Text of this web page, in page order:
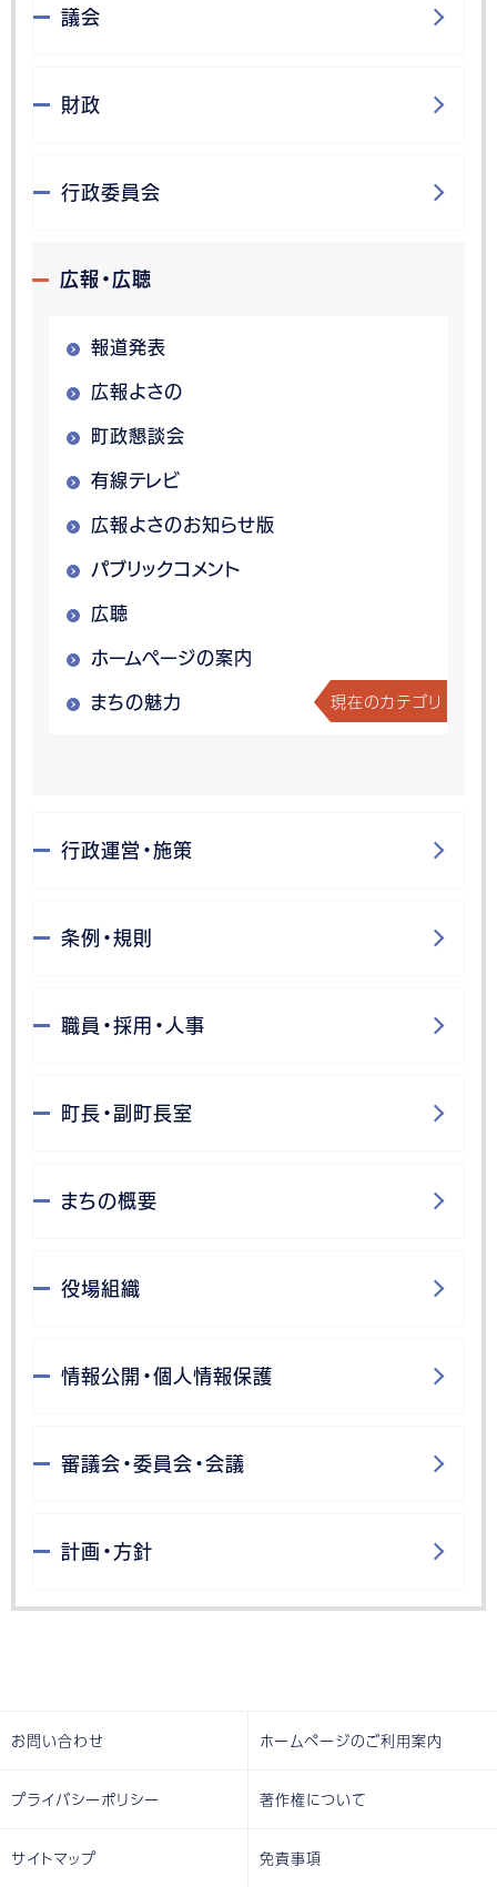
議会
財政
行政委員会
広報・広聴
報道発表
広報よさの
町政懇談会
有線テレビ
広報よさのお知らせ版
パブリックコメント
広聴
ホームページの案内
まちの魅力 現在のカテゴリ
行政運営・施策
条例・規則
職員・採用・人事
町長・副町長室
まちの概要
役場組織
情報公開・個人情報保護
審議会・委員会・会議
計画・方針
お問い合わせ ホームページのご利用案内
プライバシーポリシー 著作権について
サイトマップ 免責事項